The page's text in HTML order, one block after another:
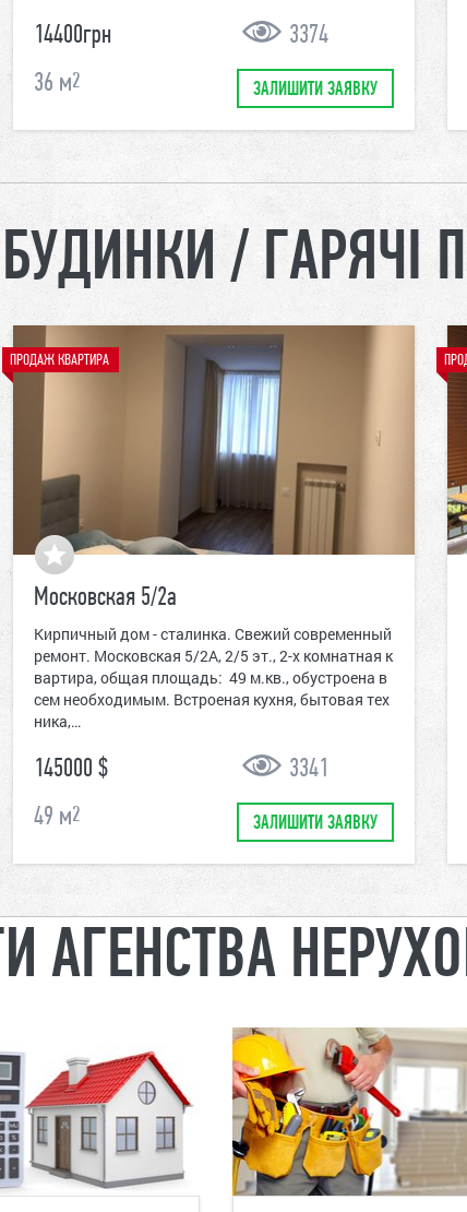
14400грн
3374
36 м2 ЗАЛИШИТИ ЗАЯВКУ
/ ГАРЯЧІ
ПРОДАЖ КВАРТИРА
Московская 5/2а
Кирпичный дом - сталинка. Свежий современный
ремонт. Московская 5/2А, 2/5 эт., 2-х комнатная к
вартира, общая площадь: 49 м.кв., обустроена в
сем необходимым. Встроеная кухня, бытовая тех
ника,…
145000 $
3341
49 м2 ЗАЛИШИТИ ЗАЯВКУ
АГЕНСТВА